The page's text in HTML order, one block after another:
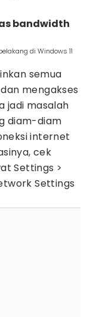
bandwidth
di Windows 11
semua
mengakses
jadi masalah
diam-diam
internet
cek
Settings >
Settings